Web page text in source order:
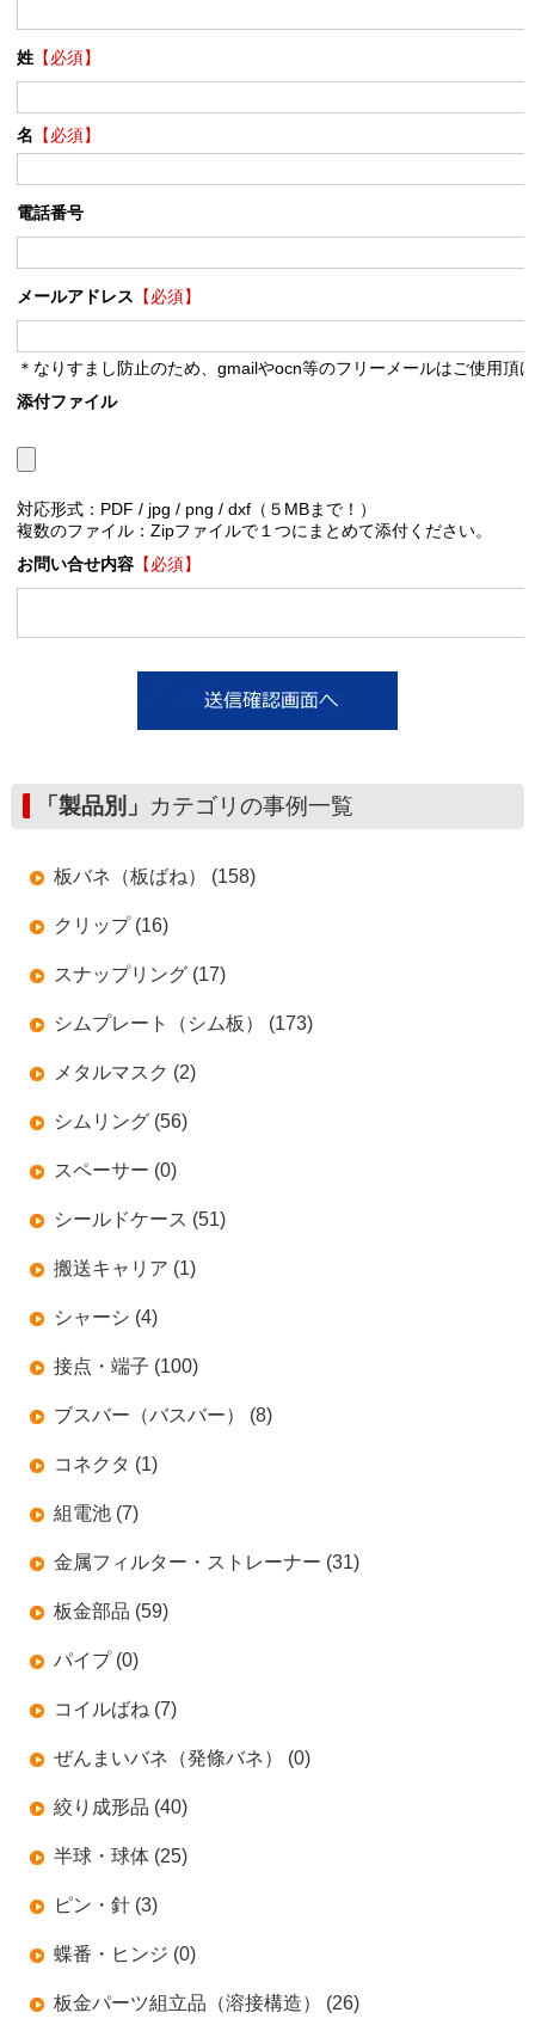
姓【必須】
名 【必須】
電話番号
メールアドレス 【必須】
＊なりすまし防止のため、gmailやocn等のフリーメールはご使用頂
添付ファイル
対応形式：PDF / jpg / png / dxf（５MBまで！）
複数のファイル：Zipファイルで１つにまとめて添付ください。
お問い合せ内容【必須】
「製品別」 カテゴリの事例一覧
板バネ（板ばね） (158)
クリップ (16)
スナップリング (17)
シムプレート（シム板） (173)
メタルマスク (2)
シムリング (56)
スペーサー (0)
シールドケース (51)
搬送キャリア (1)
シャーシ (4)
接点・端子 (100)
ブスバー（バスバー） (8)
コネクタ (1)
組電池 (7)
金属フィルター・ストレーナー (31)
板金部品 (59)
パイプ (0)
コイルばね (7)
ぜんまいバネ（発條バネ） (0)
絞り成形品 (40)
半球・球体 (25)
ピン・針 (3)
蝶番・ヒンジ (0)
板金パーツ組立品（溶接構造） (26)